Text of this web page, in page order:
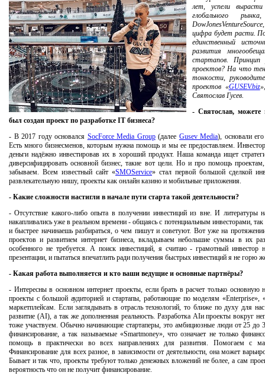
лет, успели
глобального
цифра будет расти.
единственный
развития
стартапов.
проектов? На что
тонкости,
проектов «GUSEV.biz»
Святослав Гусев.
- Святослав, можете
был создан проект по разработке IT бизнеса?
- В 2017 году основался SocForce Media Group(далее Gusev Media), основали
Есть много бизнесменов, которым нужна помощь и мы ее предоставляем.
деньги надёжно инвестировав их в хороший продукт. Наша команда ищет
диверсифицировать основной бизнес, такие вот цели. Но и про помощь
забываем. Всем известный сайт «SMOService» стал первой большой сделкой
развлекательную нишу, проекты как онлайн казино и мобильные приложения.
- Какие сложности настигли в начале пути старта такой деятельности?
- Отсутствие какого-либо опыта в получении инвестиций из вне. И литературы
накапливались уже в реальном времени - общаясь с потенциальным инвесторами,
и быстрее начинаешь разбираться, о чем пишут и советуют. Вот уже на
проектов и развитием интернет бизнеса, вкладываем небольшие суммы в их
особенного не требуется. А поиск инвестиций, я считаю - грамотный инвестор
презентации, и пытаться впечатлить ради получения быстрых инвестиций я не горю
- Какая работа выполняется и кто ваши ведущие и основные партнёры?
- Интересны в основном интернет проекты, если брать в расчет только основную
проекты с большой аудиторией и стартапы, работающие по моделям
маркетплейсам. Если заглядывать в отрасль технологий, то ближе по духу для
развитие (AI), а так же дополненная реальность. Разработка AIи проекты вокруг
тоже участвуем. Обычно начинающие стартаперы, это амбициозные люди от 25 до
финансирование, а так называемые «Smartmoney», что означает не только
помощь в практически во всех направлениях для развития. Помогаем с
Финансирование для всех разное, в зависимости от деятельности, она может
Бывает и так что, проекты требуют только денежных вложений не более, а сам
вероятность что он не получит финансирование.